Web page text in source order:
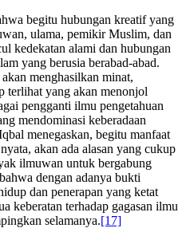
begitu hubungan kreatif yang
ulama, pemikir Muslim, dan
kedekatan alami dan hubungan
yang berusia berabad-abad.
menghasilkan minat,
terlihat yang akan menonjol
pengganti ilmu pengetahuan
mendominasi keberadaan
menegaskan, begitu manfaat
akan ada alasan yang cukup
ilmuwan untuk bergabung
dengan adanya bukti
dan penerapan yang ketat
keberatan terhadap gagasan ilmu
selamanya.[17]